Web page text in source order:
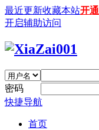
最近更新收藏本站开
开启辅助访问
密码
快捷导航
首页